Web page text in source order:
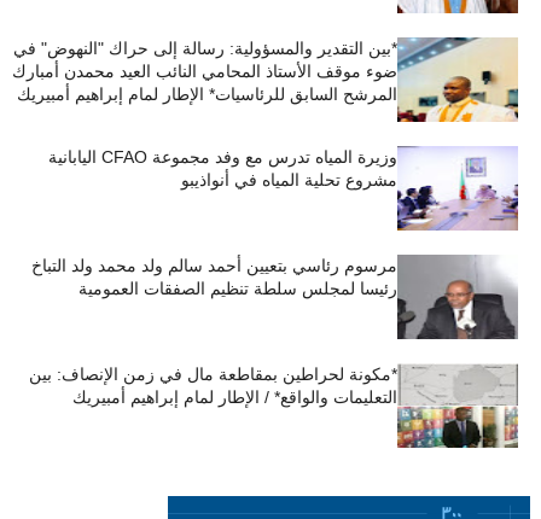
*بين التقدير والمسؤولية: رسالة إلى حراك "النهوض" في
ضوء موقف الأستاذ المحامي النائب العيد محمدن أمبارك
المرشح السابق للرئاسيات* الإطار لمام إبراهيم أمبيريك
وزيرة المياه تدرس مع وفد مجموعة CFAO اليابانية
مشروع تحلية المياه في أنواذيبو
مرسوم رئاسي بتعيين أحمد سالم ولد محمد ولد التباخ
رئيسا لمجلس سلطة تنظيم الصفقات العمومية
*مكونة لحراطين بمقاطعة مال في زمن الإنصاف: بين
التعليمات والواقع* / الإطار لمام إبراهيم أمبيريك